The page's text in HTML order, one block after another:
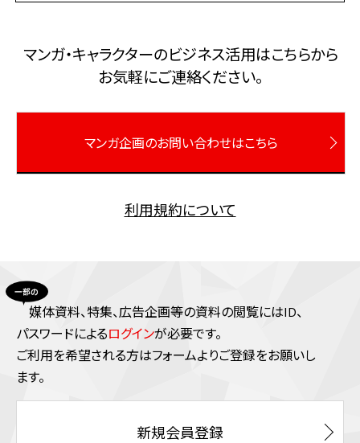
マンガ・キャラクターのビジネス活⽤はこちらから
お気軽にご連絡ください。
マンガ企画のお問い合わせはこちら
利用規約について
媒体資料、特集、広告企画等の資料の閲覧にはID、
パスワードによるログインが必要です。
ご利⽤を希望される⽅はフォームよりご登録をお願いし
ます。
新規会員登録